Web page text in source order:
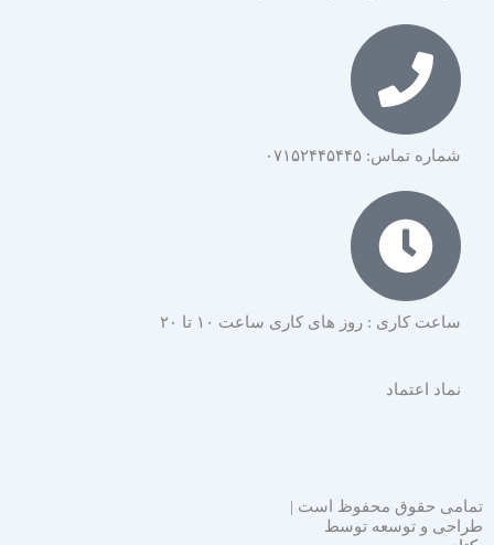
شماره تماس: ۰۷۱۵۲۴۴۵۴۴۵
ساعت کاری : روز های کاری ساعت ۱۰ تا ۲۰
نماد اعتماد
تمامی حقوق محفوظ است |
طراحی و توسعه توسط